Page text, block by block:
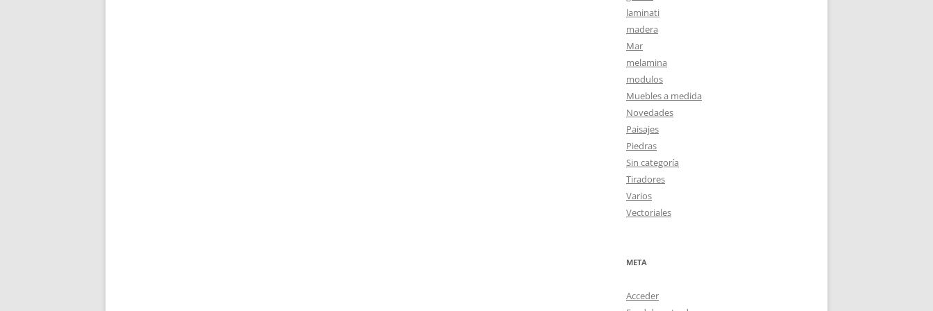
laminati
madera
Mar
melamina
modulos
Muebles a medida
Novedades
Paisajes
Piedras
Sin categoría
Tiradores
Varios
Vectoriales
META
Acceder